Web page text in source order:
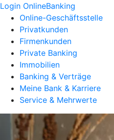
Login OnlineBanking
Online-Geschäftsstelle
Privatkunden
Firmenkunden
Private Banking
Immobilien
Banking & Verträge
Meine Bank & Karriere
Service & Mehrwerte